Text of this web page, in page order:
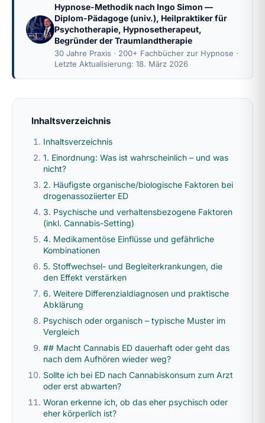
Hypnose-Methodik nach Ingo Simon —
Diplom-Pädagoge (univ.), Heilpraktiker für
Psychotherapie, Hypnosetherapeut,
Begründer der Traumlandtherapie
30 Jahre Praxis · 200+ Fachbücher zur Hypnose ·
Letzte Aktualisierung: 18. März 2026
Inhaltsverzeichnis
Inhaltsverzeichnis
1. Einordnung: Was ist wahrscheinlich – und was
nicht?
2. Häufigste organische/biologische Faktoren bei
drogenassoziierter ED
3. Psychische und verhaltensbezogene Faktoren
(inkl. Cannabis-Setting)
4. Medikamentöse Einflüsse und gefährliche
Kombinationen
5. Stoffwechsel- und Begleiterkrankungen, die
den Effekt verstärken
6. Weitere Differenzialdiagnosen und praktische
Abklärung
Psychisch oder organisch – typische Muster im
Vergleich
## Macht Cannabis ED dauerhaft oder geht das
nach dem Aufhören wieder weg?
Sollte ich bei ED nach Cannabiskonsum zum Arzt
oder erst abwarten?
Woran erkenne ich, ob das eher psychisch oder
eher körperlich ist?